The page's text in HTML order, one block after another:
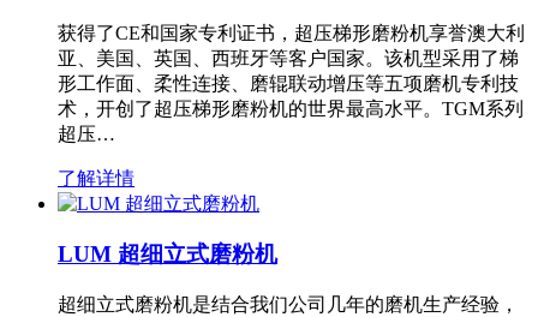
获得了CE和国家专利证书，超压梯形磨粉机享誉澳大利
亚、美国、英国、西班牙等客户国家。该机型采用了梯
形工作面、柔性连接、磨辊联动增压等五项磨机专利技
术，开创了超压梯形磨粉机的世界最高水平。TGM系列
超压…
了解详情
LUM 超细立式磨粉机
超细立式磨粉机是结合我们公司几年的磨机生产经验，